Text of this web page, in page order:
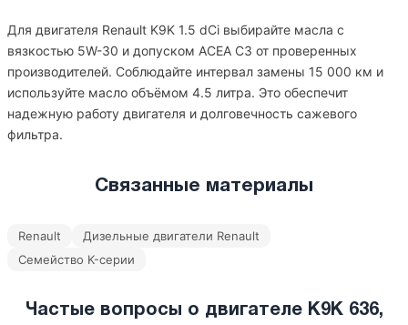
Для двигателя Renault K9K 1.5 dCi выбирайте масла с
вязкостью 5W-30 и допуском ACEA C3 от проверенных
производителей. Соблюдайте интервал замены 15 000 км и
используйте масло объёмом 4.5 литра. Это обеспечит
надежную работу двигателя и долговечность сажевого
фильтра.
Связанные материалы
Renault
Дизельные двигатели Renault
Семейство K-серии
Частые вопросы о двигателе K9K 636,